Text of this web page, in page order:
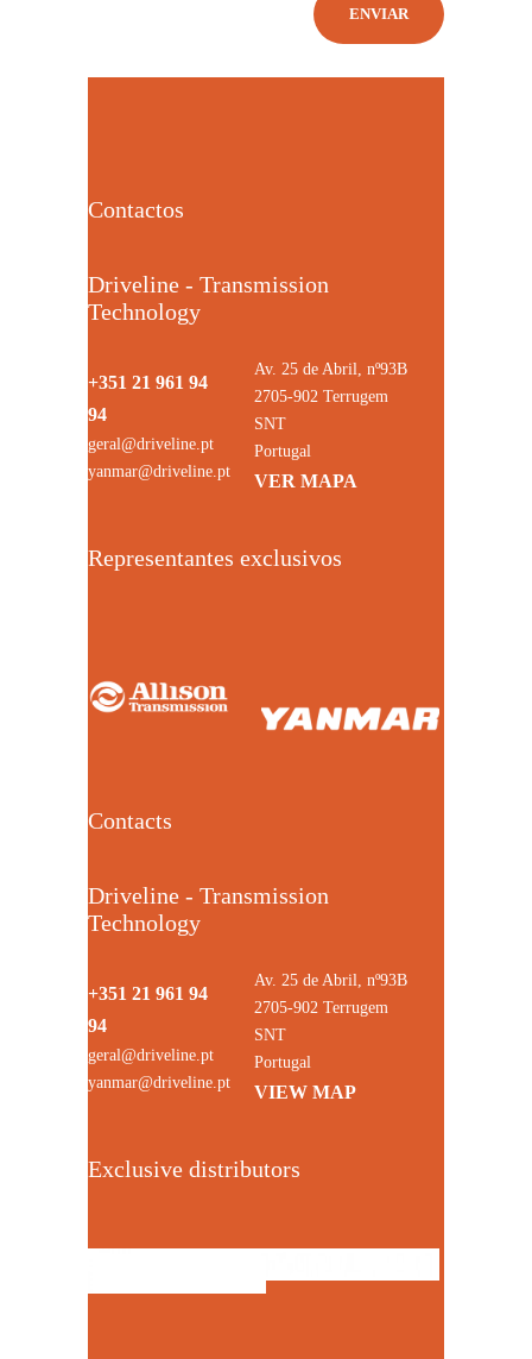
Contactos
Driveline - Transmission
Technology
+351 21 961 94
94
geral@driveline.pt
yanmar@driveline.pt
Av. 25 de Abril, nº93B
2705-902 Terrugem
SNT
Portugal
VER MAPA
Representantes exclusivos
Contacts
Driveline - Transmission
Technology
+351 21 961 94
94
geral@driveline.pt
yanmar@driveline.pt
Av. 25 de Abril, nº93B
2705-902 Terrugem
SNT
Portugal
VIEW MAP
Exclusive distributors